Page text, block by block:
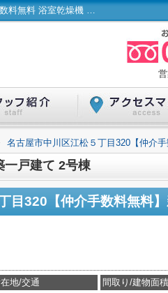
名古屋市中川区江松５丁目320【仲介手数料無料】新築一戸建て2号棟｜仲介手数料無料 浴室乾燥機 床暖房 追焚機能浴室 洗髪洗面化粧台 駐車２台可｜ハウスコンシェルジュ(日の出殖産)
名古屋市中川区江松５丁目320【仲介
一戸建て 2号棟
目320【仲介手数料無料
地/交通
間取り/建物面積